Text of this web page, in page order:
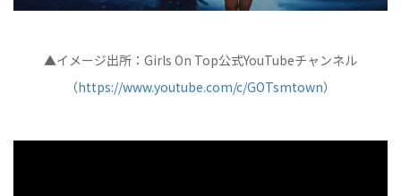
▲イメージ出所：Girls On Top公式YouTubeチャンネル
（https://www.youtube.com/c/GOTsmtown）